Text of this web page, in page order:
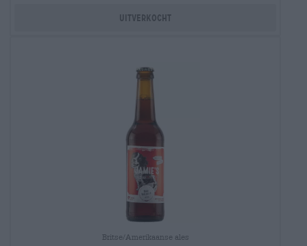
Uitverkocht
Britse/Amerikaanse ales